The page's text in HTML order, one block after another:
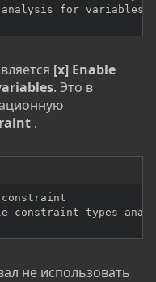
for variables
[x] Enable
. Это в
.
constraint types
не использовать